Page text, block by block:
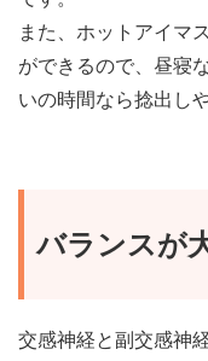
また、ホットアイマ
ができるので、昼寝
いの時間なら捻出し
バランスが
交感神経と副交感神